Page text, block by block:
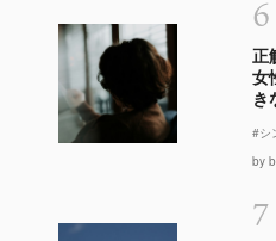
6
正
女
き
#シ
by
7